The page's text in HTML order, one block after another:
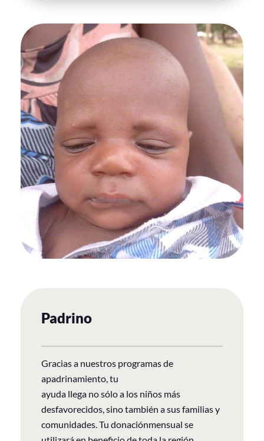
Padrino
Gracias a nuestros programas de
apadrinamiento, tu
ayuda llega no sólo a los niños más
desfavorecidos, sino también a sus familias y
comunidades. Tu donaciónmensual se